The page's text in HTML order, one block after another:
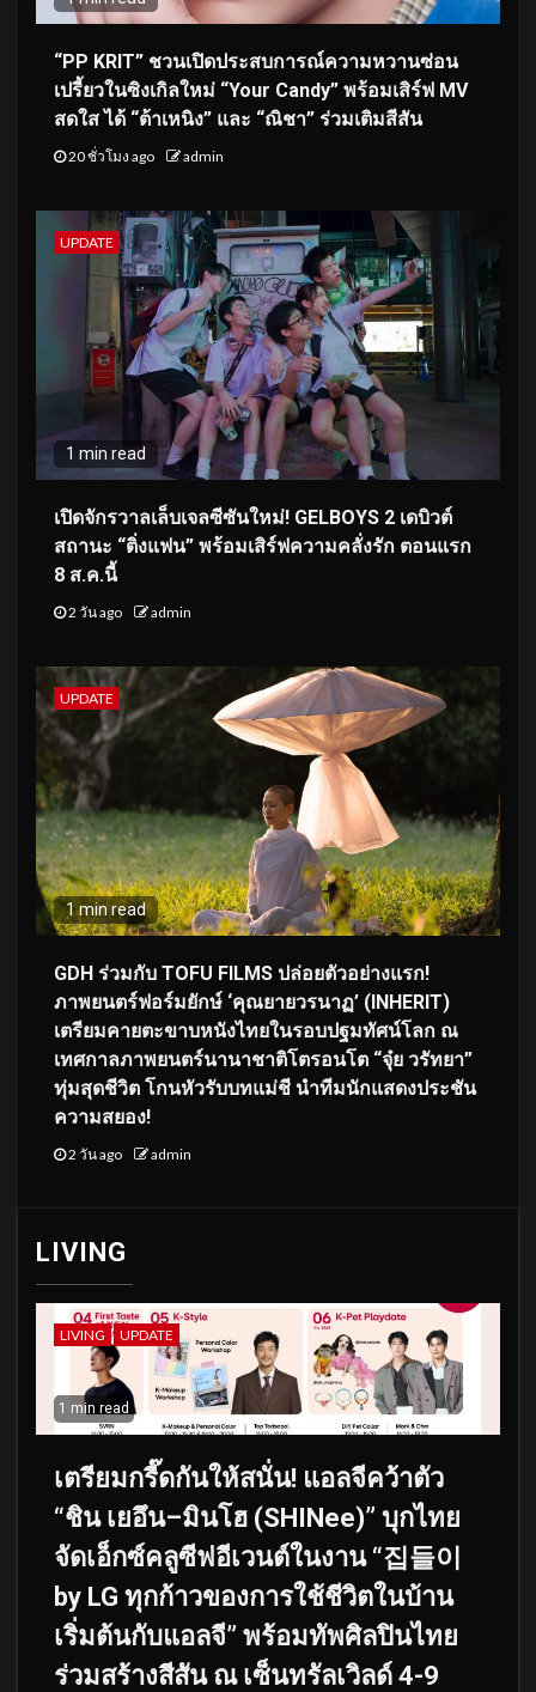
“PP KRIT” ชวนเปิดประสบการณ์ความหวานซ่อน
เปรี้ยวในซิงเกิลใหม่ “Your Candy” พร้อมเสิร์ฟ MV
สดใส ได้ “ต้าเหนิง” และ “ณิชา” ร่วมเติมสีสัน
20 ชั่วโมง ago admin
UPDATE
1 min read
เปิดจักรวาลเล็บเจลซีซันใหม่! GELBOYS 2 เดบิวต์
สถานะ “ติ่งแฟน” พร้อมเสิร์ฟความคลั่งรัก ตอนแรก
8 ส.ค.นี้
2 วัน ago admin
UPDATE
1 min read
GDH ร่วมกับ TOFU FILMS ปล่อยตัวอย่างแรก!
ภาพยนตร์ฟอร์มยักษ์ ‘คุณยายวรนาฏ’ (INHERIT)
เตรียมคายตะขาบหนังไทยในรอบปฐมทัศน์โลก ณ
เทศกาลภาพยนตร์นานาชาติโตรอนโต “จุ๋ย วรัทยา”
ทุ่มสุดชีวิต โกนหัวรับบทแม่ชี นำทีมนักแสดงประชัน
ความสยอง!
2 วัน ago admin
LIVING
LIVING UPDATE
1 min read
เตรียมกรี๊ดกันให้สนั่น! แอลจีคว้าตัว
“ชิน เยอึน–มินโฮ (SHINee)” บุกไทย
จัดเอ็กซ์คลูซีฟอีเวนต์ในงาน “집들이
by LG ทุกก้าวของการใช้ชีวิตในบ้าน
เริ่มต้นกับแอลจี” พร้อมทัพศิลปินไทย
ร่วมสร้างสีสัน ณ เซ็นทรัลเวิลด์ 4-9